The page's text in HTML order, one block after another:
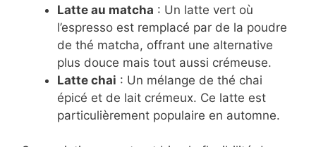
Latte au matcha : Un latte vert où
l’espresso est remplacé par de la poudre
de thé matcha, offrant une alternative
plus douce mais tout aussi crémeuse.
Latte chai : Un mélange de thé chai
épicé et de lait crémeux. Ce latte est
particulièrement populaire en automne.